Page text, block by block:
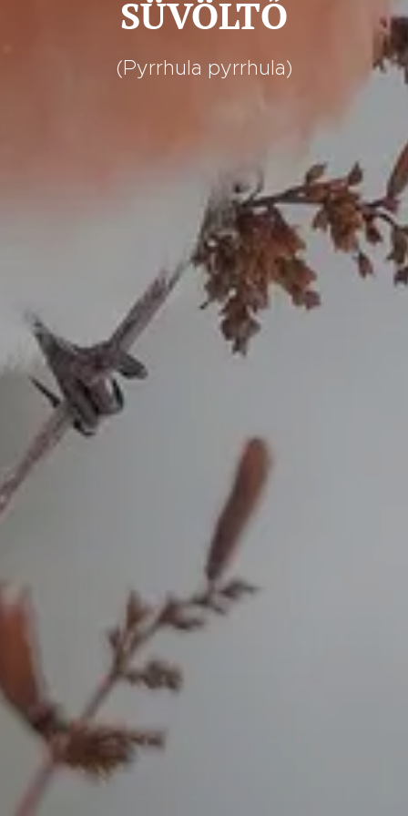
SÜVÖLTŐ
(Pyrrhula pyrrhula)